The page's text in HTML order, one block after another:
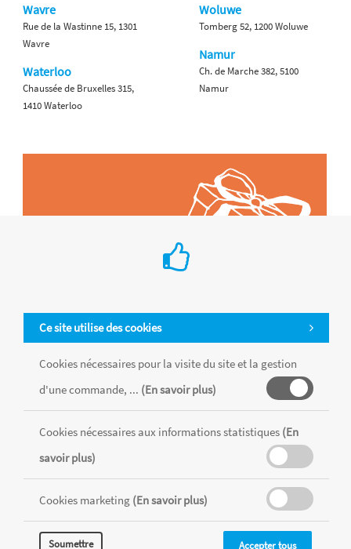
Ce site utilise des cookies
Cookies nécessaires pour la visite du site et la gestion
d'une commande, ... (En savoir plus)
Cookies nécessaires aux informations statistiques (En
savoir plus)
Cookies marketing (En savoir plus)
Soumettre Accepter tous
Wavre
Rue de la Wastinne 15, 1301
Wavre
Waterloo
Chaussée de Bruxelles 315,
1410 Waterloo
Woluwe
Tomberg 52, 1200 Woluwe
Namur
Ch. de Marche 382, 5100
Namur
Tous les produits sont vendus dans la limite des stocks disponibles de
chaque magasin, toutes taxes comprises.